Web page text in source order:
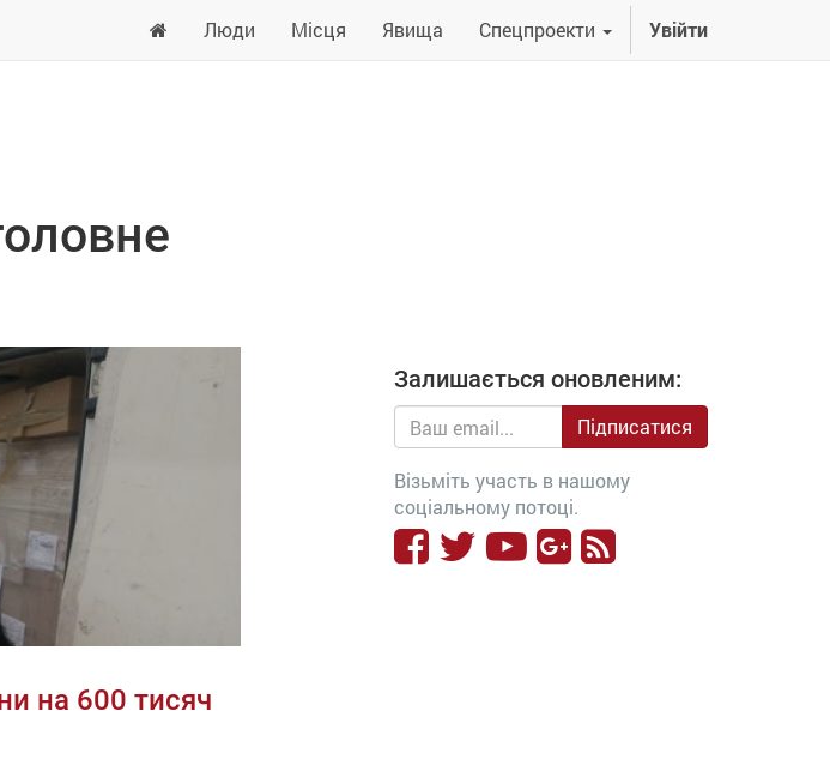
Люди Місця Явища Спецпроекти Увійти
на 600 тисяч
Залишається оновленим:
Підписатися
Візьміть участь в нашому
соціальному потоці.